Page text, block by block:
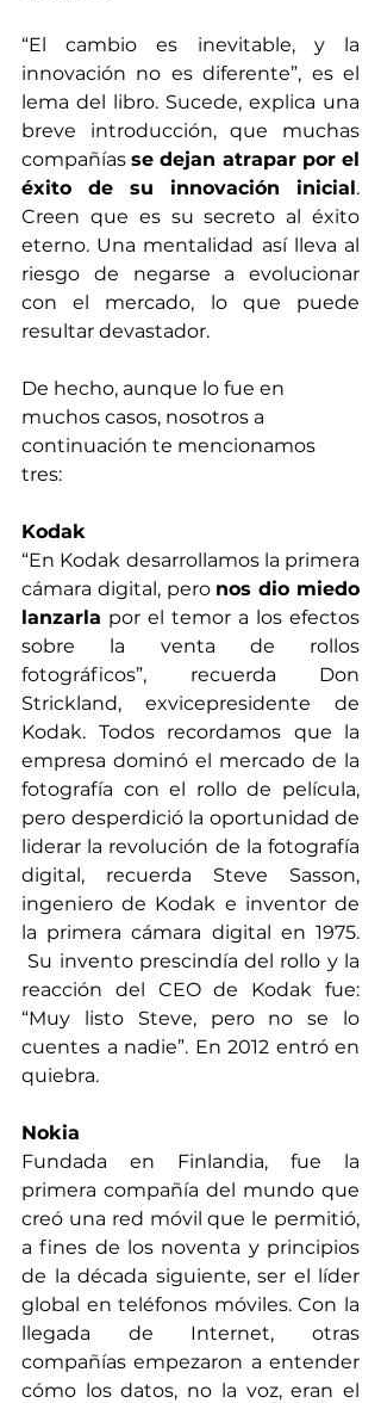
“El cambio es inevitable, y la
innovación no es diferente”, es el
lema del libro. Sucede, explica una
breve introducción, que muchas
compañías se dejan atrapar por el
éxito de su innovación inicial.
Creen que es su secreto al éxito
eterno. Una mentalidad así lleva al
riesgo de negarse a evolucionar
con el mercado, lo que puede
resultar devastador.
De hecho, aunque lo fue en
muchos casos, nosotros a
continuación te mencionamos
tres:
Kodak
“En Kodak desarrollamos la primera
cámara digital, pero nos dio miedo
lanzarla por el temor a los efectos
sobre la venta de rollos
fotográficos”, recuerda Don
Strickland, exvicepresidente de
Kodak. Todos recordamos que la
empresa dominó el mercado de la
fotografía con el rollo de película,
pero desperdició la oportunidad de
liderar la revolución de la fotografía
digital, recuerda Steve Sasson,
ingeniero de Kodak e inventor de
la primera cámara digital en 1975.
Su invento prescindía del rollo y la
reacción del CEO de Kodak fue:
“Muy listo Steve, pero no se lo
cuentes a nadie”. En 2012 entró en
quiebra.
Nokia
Fundada en Finlandia, fue la
primera compañía del mundo que
creó una red móvil que le permitió,
a fines de los noventa y principios
de la década siguiente, ser el líder
global en teléfonos móviles. Con la
llegada de Internet, otras
compañías empezaron a entender
cómo los datos, no la voz, eran el